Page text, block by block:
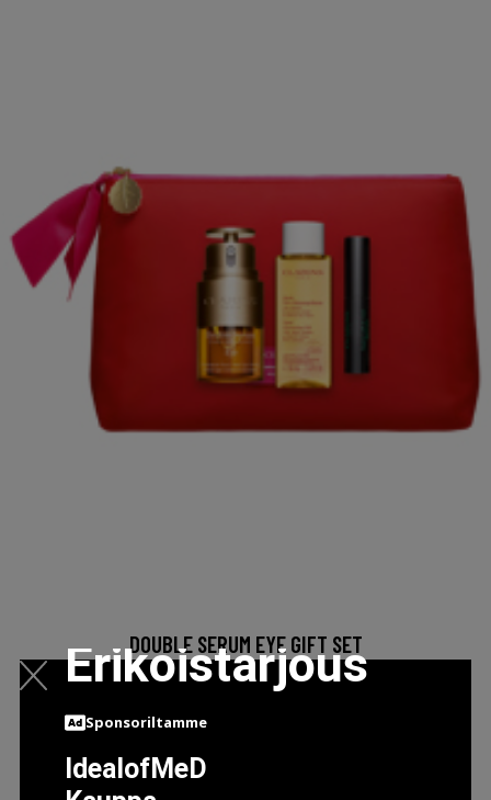
DOUBLE SERUM EYE GIFT SET
72.45 EUR 72.95 EUR
LISÄTIETOJA
Erikoistarjous
Sponsoriltamme
IdealofMeD